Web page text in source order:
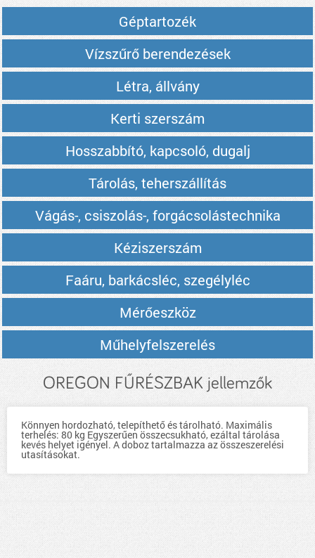
Géptartozék
Vízszűrő berendezések
Létra, állvány
Kerti szerszám
Hosszabbító, kapcsoló, dugalj
Tárolás, teherszállítás
Vágás-, csiszolás-, forgácsolástechnika
Kéziszerszám
Faáru, barkácsléc, szegélyléc
Mérőeszköz
Műhelyfelszerelés
OREGON FŰRÉSZBAK jellemzők
Könnyen hordozható, telepíthető és tárolható. Maximális
terhelés: 80 kg Egyszerűen összecsukható, ezáltal tárolása
kevés helyet igényel. A doboz tartalmazza az összeszerelési
utasításokat.